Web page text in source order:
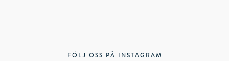
FÖLJ OSS PÅ INSTAGRAM